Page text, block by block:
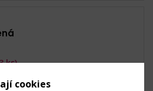
ks)
cookies